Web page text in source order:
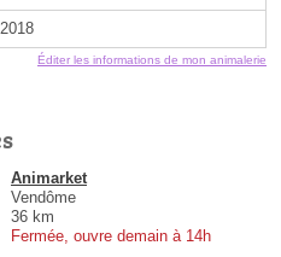
Éditer les informations de mon animalerie
Animarket
Vendôme
36 km
Fermée, ouvre demain à 14h